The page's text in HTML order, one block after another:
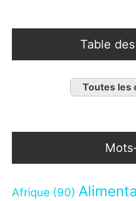
Table
Toutes les
Afrique (90)